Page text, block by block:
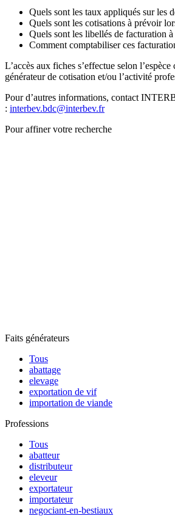
Quels sont les taux appliqués sur les
Quels sont les cotisations à prévoir
Quels sont les libellés de facturation
Comment comptabiliser ces
L’accès aux fiches s’effectue selon
générateur de cotisation et/ou l’activité
Pour d’autres informations, contact
: interbev.bdc@interbev.fr
Pour affiner votre recherche
Faits générateurs
Tous
abattage
elevage
exportation de vif
importation de viande
Professions
Tous
abatteur
distributeur
eleveur
exportateur
importateur
negociant-en-bestiaux